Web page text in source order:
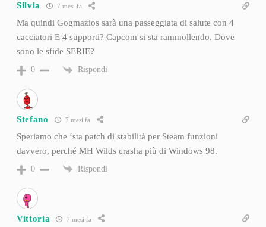
Silvia 7 mesi fa
Ma quindi Gogmazios sarà una passeggiata di salute con 4
cacciatori E 4 supporti? Capcom si sta rammollendo. Dove
sono le sfide SERIE?
0 Rispondi
Stefano 7 mesi fa
Speriamo che ‘sta patch di stabilità per Steam funzioni
davvero, perché MH Wilds crasha più di Windows 98.
0 Rispondi
Vittoria 7 mesi fa